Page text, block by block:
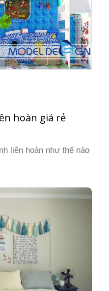
hoàn giá rẻ
liên hoàn như thế nào